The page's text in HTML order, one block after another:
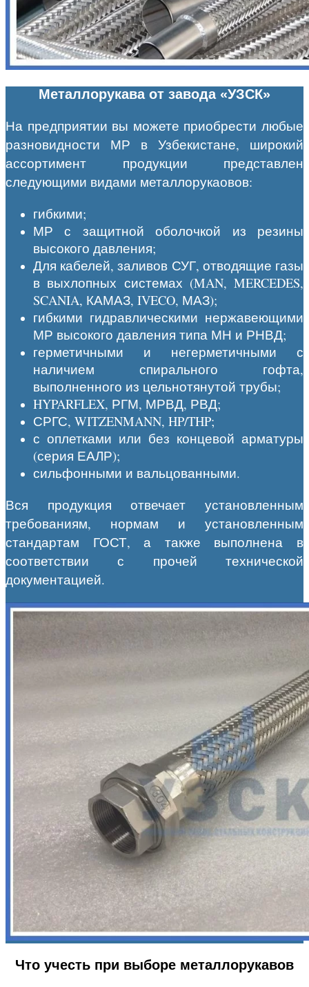
Металлорукава от завода «УЗСК»
На предприятии вы можете приобрести любые
разновидности МР в Узбекистане, широкий
ассортимент продукции представлен
следующими видами металлорукаовов:
гибкими;
МР с защитной оболочкой из резины
высокого давления;
Для кабелей, заливов СУГ, отводящие газы
в выхлопных системах (MAN, MERCEDES,
SCANIA, КАМАЗ, IVECO, МАЗ);
гибкими гидравлическими нержавеющими
МР высокого давления типа МН и РНВД;
герметичными и негерметичными с
наличием спирального гофта,
выполненного из цельнотянутой трубы;
HYPARFLEX, РГМ, МРВД, РВД;
СРГС, WITZENMANN, HP/THP;
с оплетками или без концевой арматуры
(серия ЕАЛР);
сильфонными и вальцованными.
Вся продукция отвечает установленным
требованиям, нормам и установленным
стандартам ГОСТ, а также выполнена в
соответствии с прочей технической
документацией.
Что учесть при выборе металлорукавов